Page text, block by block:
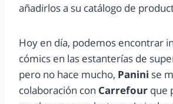
añadirlos a su catálogo de
Hoy en día, podemos encontrar
cómics en las estanterías de
pero no hace mucho, Panini se
colaboración con Carrefour que